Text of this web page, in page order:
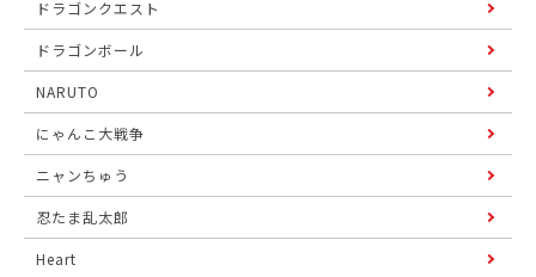
ドラゴンクエスト
ドラゴンボール
NARUTO
にゃんこ大戦争
ニャンちゅう
忍たま乱太郎
Heart